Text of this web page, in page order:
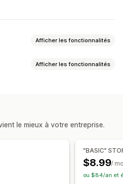
Afficher les fonctionnalités
de la date ou de l’heure
Afficher les fonctionnalités
de cohorte
des données de paiement
le mieux à votre entreprise.
"BASIC"
$8.99/
ou $84/an et